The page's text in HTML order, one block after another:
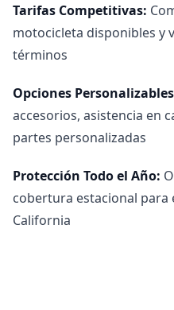
Tarifas Competitivas:
motocicleta disponibles y
términos
Opciones Personalizables
accesorios, asistencia en
partes personalizadas
Protección Todo el Año:
cobertura estacional para
California